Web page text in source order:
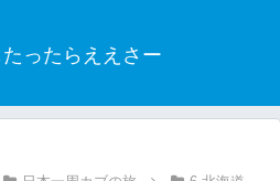
ったらええさー